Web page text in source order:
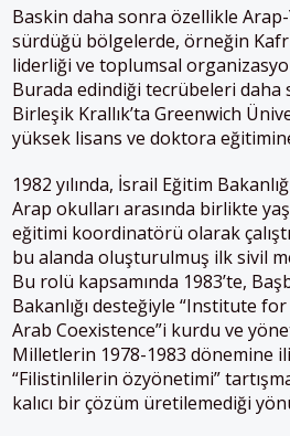
Baskin daha sonra özellikle
sürdüğü bölgelerde, örneğin
liderliği ve toplumsal
Burada edindiği tecrübeleri daha
Birleşik Krallık’ta Greenwich
yüksek lisans ve doktora
1982 yılında, İsrail Eğitim
Arap okulları arasında birlikte
eğitimi koordinatörü olarak
bu alanda oluşturulmuş ilk sivil
Bu rolü kapsamında 1983’te,
Bakanlığı desteğiyle “Institute
Arab Coexistence”i kurdu ve
Milletlerin 1978-1983 dönemine
“Filistinlilerin özyönetimi”
kalıcı bir çözüm üretilemediği